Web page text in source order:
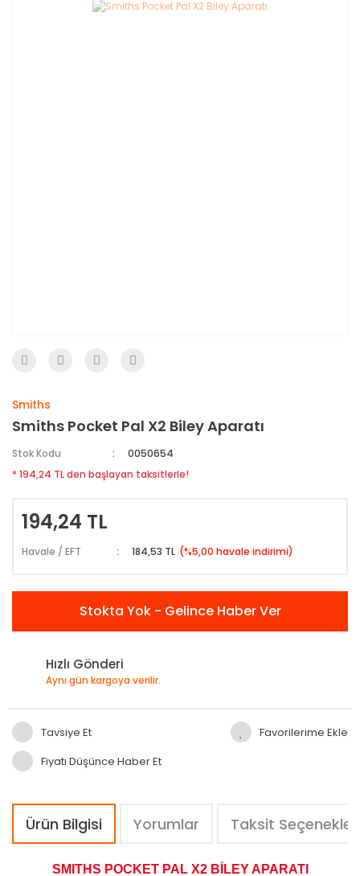
Smiths
Smiths Pocket Pal X2 Biley Aparatı
Stok Kodu
0050654
* 194,24 TL den başlayan taksitlerle!
194,24 TL
Havale / EFT 184,53 TL (%5,00 havale indirimi)
Stokta Yok - Gelince Haber Ver
Hızlı Gönderi
Aynı gün kargoya verilir.
Tavsiye Et
Fiyatı Düşünce Haber Et
Ürün Bilgisi Yorumlar Taksit Seçenekleri
SMITHS POCKET PAL X2 BİLEY APARATI